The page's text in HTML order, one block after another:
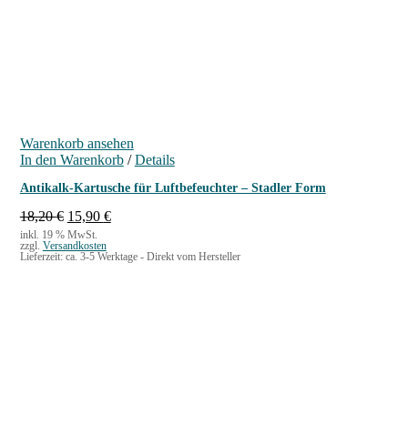
Warenkorb ansehen
In den Warenkorb / Details
Antikalk-Kartusche für Luftbefeuchter – Stadler Form
18,20€ U
r
s
p
15,90 €A
u
inkl. 19 % MwSt.
zzgl. Versandkosten
Lieferzeit: ca. 3-5 Werktage - Direkt vom Hersteller